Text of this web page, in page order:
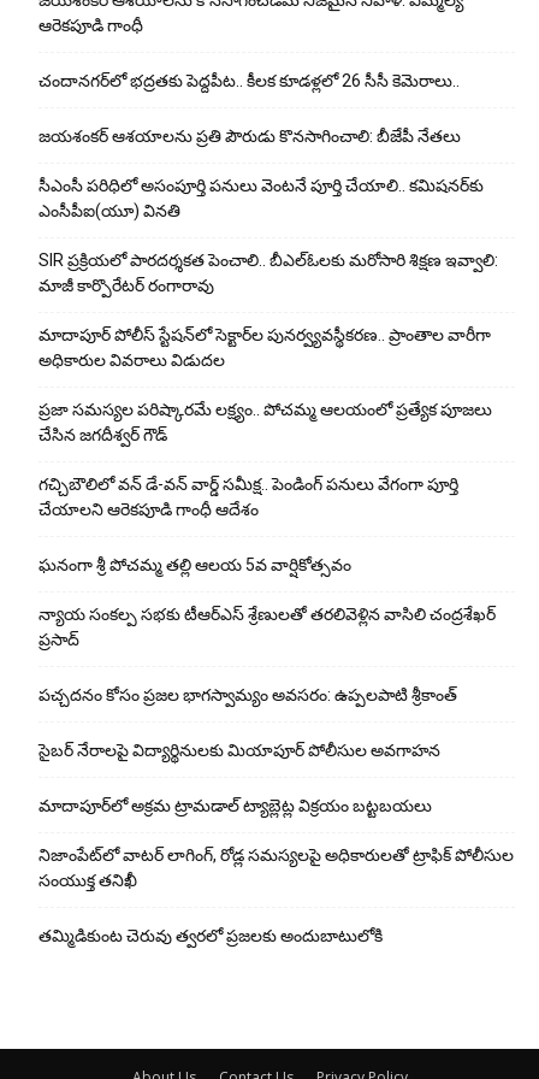
ఆరెక‌పూడి గాంధీ
చందానగర్‌లో భద్రతకు పెద్దపీట.. కీలక కూడళ్లలో 26 సీసీ కెమెరాలు..
జయశంకర్ ఆశయాలను ప్రతి పౌరుడు కొనసాగించాలి: బీజేపీ నేతలు
సీఎంసీ పరిధిలో అసంపూర్తి పనులు వెంటనే పూర్తి చేయాలి.. కమిషనర్‌కు
ఎంసీపీఐ(యూ) వినతి
SIR ప్రక్రియలో పారదర్శకత పెంచాలి.. బీఎల్ఓలకు మరోసారి శిక్షణ ఇవ్వాలి:
మాజీ కార్పొరేటర్ రంగారావు
మాదాపూర్ పోలీస్‌ స్టేషన్‌లో సెక్టార్‌ల పునర్వ్యవస్థీకరణ.. ప్రాంతాల వారీగా
అధికారుల వివరాలు విడుదల
ప్రజా సమస్యల పరిష్కారమే లక్ష్యం.. పోచమ్మ ఆలయంలో ప్రత్యేక పూజలు
చేసిన జగదీశ్వర్ గౌడ్
గచ్చిబౌలిలో వన్ డే-వన్ వార్డ్ సమీక్ష.. పెండింగ్ పనులు వేగంగా పూర్తి
చేయాలని ఆరెకపూడి గాంధీ ఆదేశం
ఘ‌నంగా శ్రీ పోచమ్మ త‌ల్లి ఆలయ 5వ వార్షికోత్సవం
న్యాయ సంక‌ల్ప స‌భ‌కు టీఆర్ఎస్ శ్రేణుల‌తో త‌ర‌లివెళ్లిన వాసిలి చంద్ర‌శేఖ‌ర్
ప్ర‌సాద్
పచ్చదనం కోసం ప్రజల భాగస్వామ్యం అవసరం: ఉప్పలపాటి శ్రీకాంత్
సైబర్ నేరాలపై విద్యార్థినులకు మియాపూర్ పోలీసుల అవగాహన
మాదాపూర్‌లో అక్రమ ట్రామడాల్ ట్యాబ్లెట్ల విక్రయం బట్టబయలు
నిజాంపేట్‌లో వాటర్ లాగింగ్, రోడ్ల సమస్యలపై అధికారులతో ట్రాఫిక్ పోలీసుల
సంయుక్త తనిఖీ
తమ్మిడికుంట చెరువు త్వరలో ప్రజలకు అందుబాటులోకి